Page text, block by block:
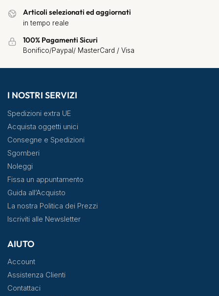
Articoli selezionati ed aggiornati
in tempo reale
100% Pagamenti Sicuri
Bonifico/Paypal/ MasterCard / Visa
I NOSTRI SERVIZI
Spedizioni extra UE
Acquista oggetti unici
Consegne e Spedizioni
Sgomberi
Noleggi
Fissa un appuntamento
Guida all’Acquisto
La nostra Politica dei Prezzi
Iscriviti alle Newsletter
AIUTO
Account
Assistenza Clienti
Contattaci